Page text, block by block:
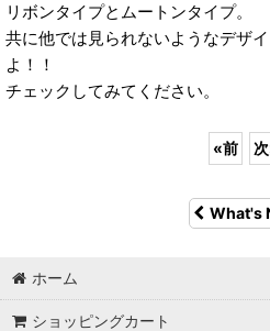
リボンタイプとムートンタイプ。
共に他では見られないようなデザ
よ！！
チェックしてみてください。
«前 次
What's
ホーム
ショッピングカート